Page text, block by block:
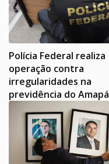
Polícia Federal realiza
operação contra
irregularidades na
previdência do Amapá